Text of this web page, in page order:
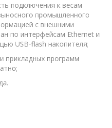
подключения к весам
промышленного
с внешними
по интерфейсам Ethernet и
USB-flash накопителя;
прикладных программ